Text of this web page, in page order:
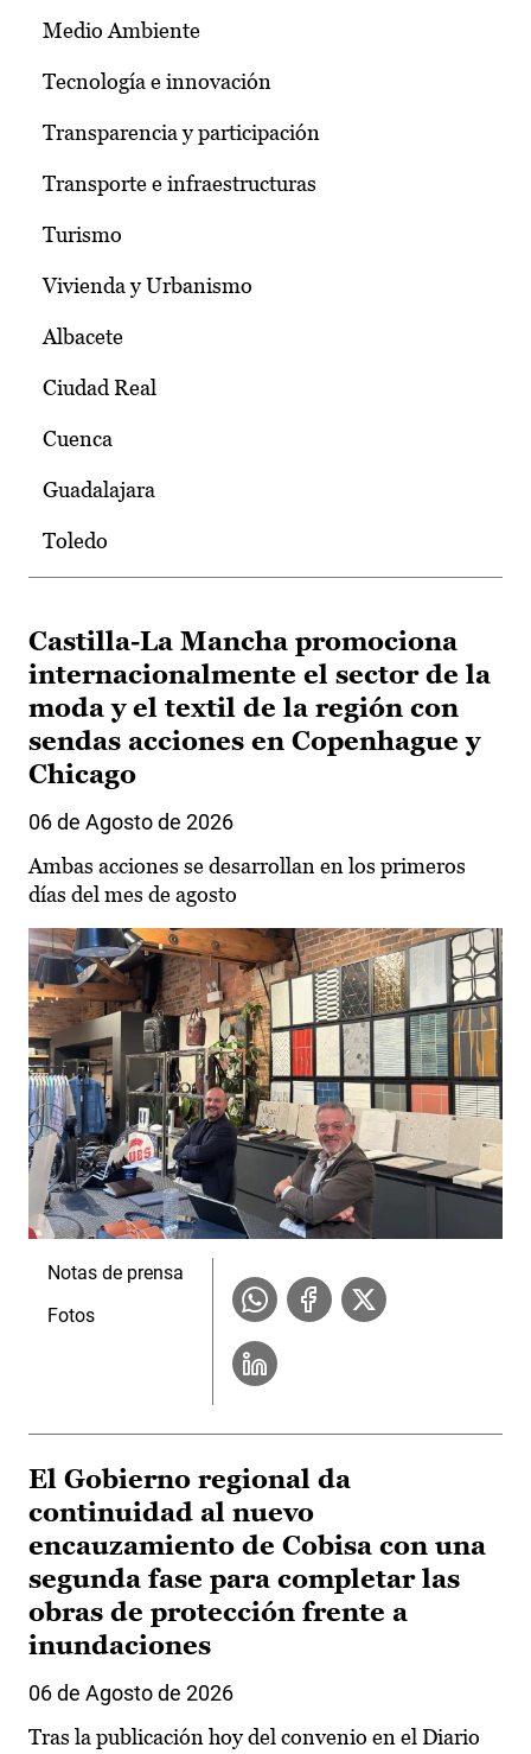
Medio Ambiente
Tecnología e innovación
Transparencia y participación
Transporte e infraestructuras
Turismo
Vivienda y Urbanismo
Albacete
Ciudad Real
Cuenca
Guadalajara
Toledo
Castilla-La Mancha promociona
internacionalmente el sector de la
moda y el textil de la región con
sendas acciones en Copenhague y
Chicago
06 de Agosto de 2026
Ambas acciones se desarrollan en los primeros
días del mes de agosto
Notas de prensa
Fotos
El Gobierno regional da
continuidad al nuevo
encauzamiento de Cobisa con una
segunda fase para completar las
obras de protección frente a
inundaciones
06 de Agosto de 2026
Tras la publicación hoy del convenio en el Diario